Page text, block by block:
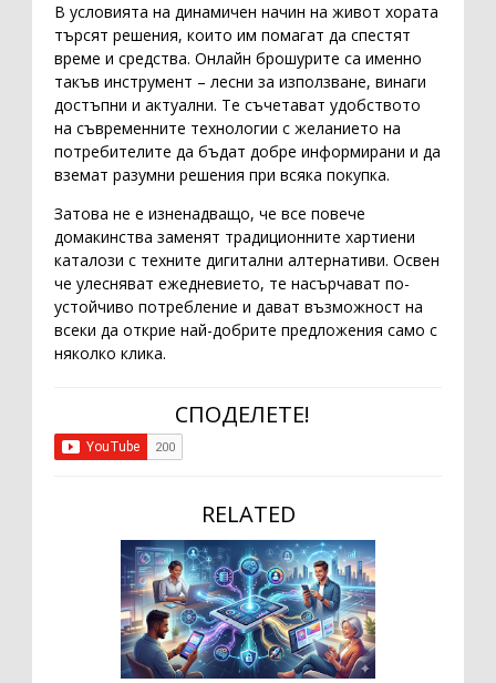
В условията на динамичен начин на живот хората
търсят решения, които им помагат да спестят
време и средства. Онлайн брошурите са именно
такъв инструмент – лесни за използване, винаги
достъпни и актуални. Те съчетават удобството
на съвременните технологии с желанието на
потребителите да бъдат добре информирани и да
вземат разумни решения при всяка покупка.
Затова не е изненадващо, че все повече
домакинства заменят традиционните хартиени
каталози с техните дигитални алтернативи. Освен
че улесняват ежедневието, те насърчават по-
устойчиво потребление и дават възможност на
всеки да открие най-добрите предложения само с
няколко клика.
СПОДЕЛЕТЕ!
RELATED